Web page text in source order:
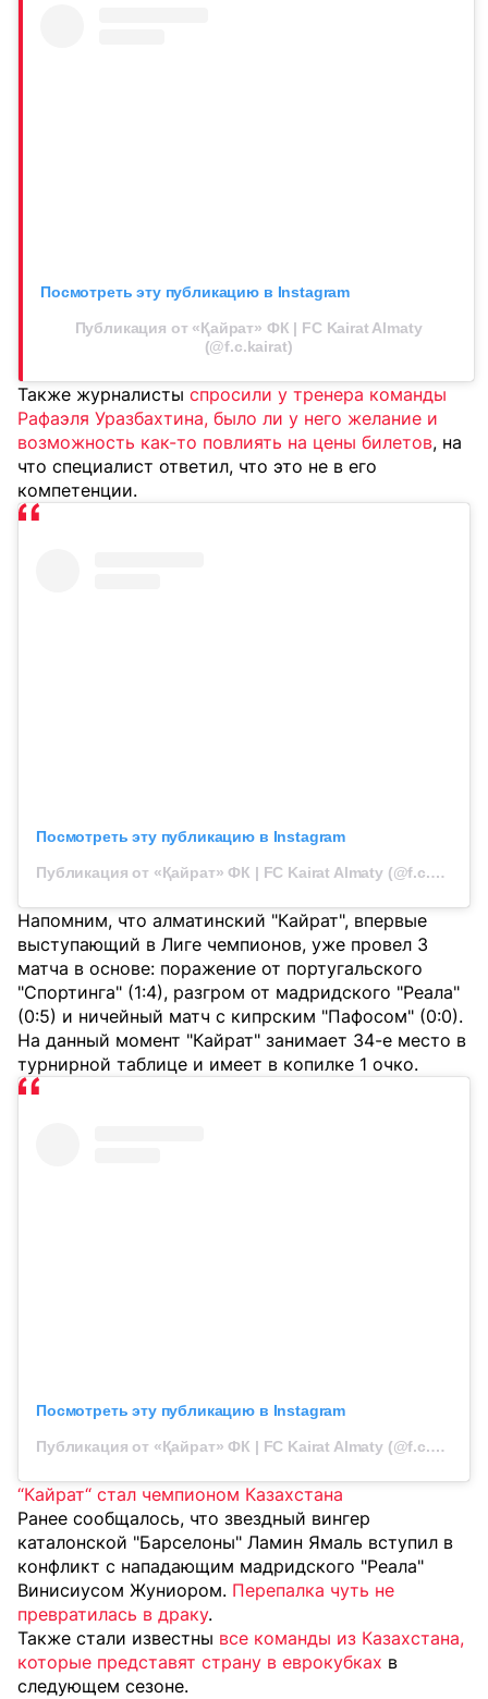
Посмотреть эту публикацию в Instagram
Публикация от «Қайрат» ФК | FC Kairat Almaty
(@f.c.kairat)
Также журналисты спросили у тренера команды
Рафаэля Уразбахтина, было ли у него желание и
возможность как-то повлиять на цены билетов, на
что специалист ответил, что это не в его
компетенции.
Посмотреть эту публикацию в Instagram
Публикация от «Қайрат» ФК | FC Kairat Almaty (@f.c.kairat)
Напомним, что алматинский "Кайрат", впервые
выступающий в Лиге чемпионов, уже провел 3
матча в основе: поражение от португальского
"Спортинга" (1:4), разгром от мадридского "Реала"
(0:5) и ничейный матч с кипрским "Пафосом" (0:0).
На данный момент "Кайрат" занимает 34-е место в
турнирной таблице и имеет в копилке 1 очко.
Посмотреть эту публикацию в Instagram
Публикация от «Қайрат» ФК | FC Kairat Almaty (@f.c.kairat)
“Кайрат“ стал чемпионом Казахстана
Ранее сообщалось, что звездный вингер
каталонской "Барселоны" Ламин Ямаль вступил в
конфликт с нападающим мадридского "Реала"
Винисиусом Жуниором. Перепалка чуть не
превратилась в драку.
Также стали известны все команды из Казахстана,
которые представят страну в еврокубках в
следующем сезоне.